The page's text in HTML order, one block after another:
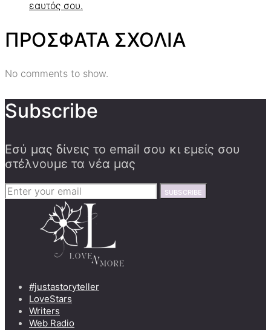
εαυτός σου.
ΠΡΟΣΦΑΤΑ ΣΧΟΛΙΑ
No comments to show.
Subscribe
Εσύ μας δίνεις το email σου κι εμείς σου
στέλνουμε τα νέα μας
SUBSCRIBE
#justastoryteller
LoveStars
Writers
Web Radio